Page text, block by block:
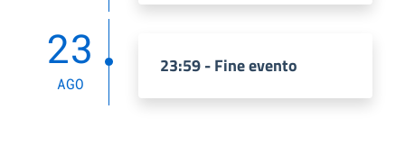
23
AGO
23:59 - Fine evento